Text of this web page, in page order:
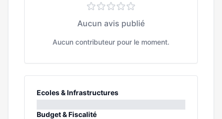
Aucun avis publié
Aucun contributeur pour le moment.
Ecoles & Infrastructures
0%
Budget & Fiscalité